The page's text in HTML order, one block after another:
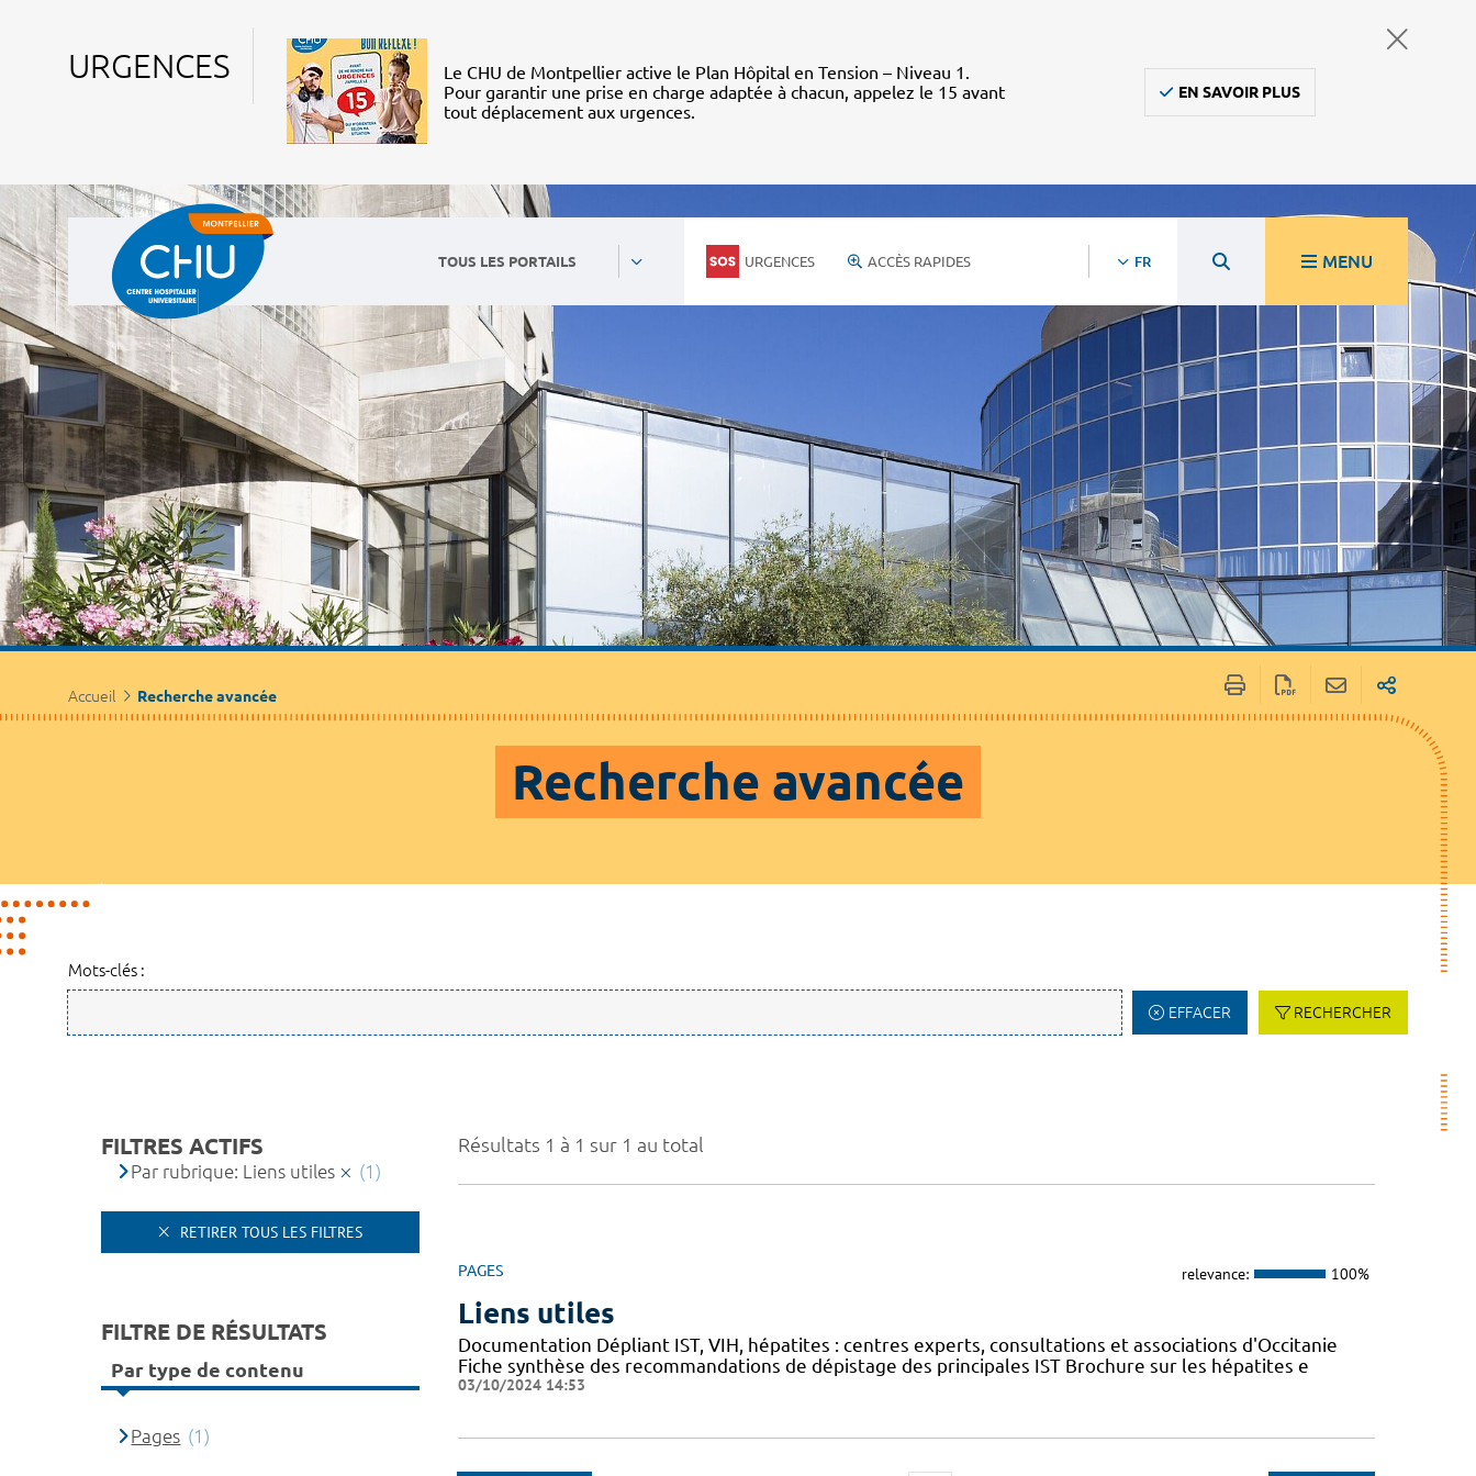
URGENCES
Le CHU de Montpellier active le Plan Hôpital en Tension – Niveau 1.
Pour garantir une prise en charge adaptée à chacun, appelez le 15 avant
tout déplacement aux urgences.
EN SAVOIR PLUS
TOUS LES PORTAILS URGENCES ACCÈS RAPIDES FR MENU
Accueil Recherche avancée
Recherche avancée
Mots-clés :
EFFACER RECHERCHER
Résultats 1 à 1 sur 1 au total
PAGES relevance: 100%
Liens utiles
Documentation Dépliant IST, VIH, hépatites : centres experts, consultations et associations d'Occitanie
Fiche synthèse des recommandations de dépistage des principales IST Brochure sur les hépatites e
03/10/2024 14:53
FILTRES ACTIFS
Par rubrique: Liens utiles (1)
RETIRER TOUS LES FILTRES
FILTRE DE RÉSULTATS
Par type de contenu
Pages (1)